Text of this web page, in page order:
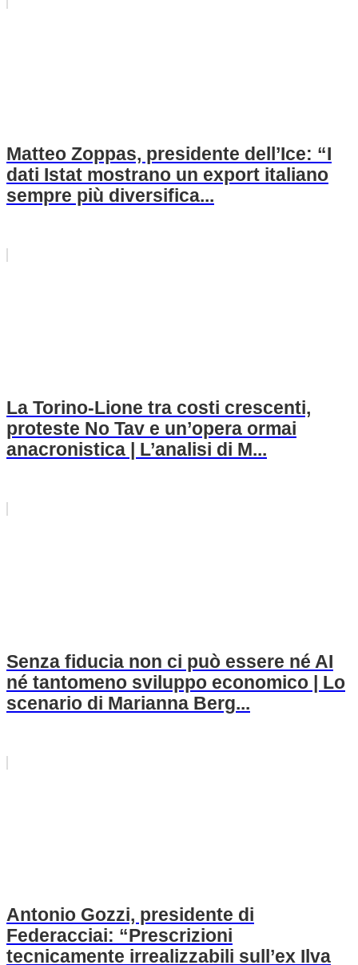
Matteo Zoppas, presidente dell’Ice: “I
dati Istat mostrano un export italiano
sempre più diversifica...
La Torino-Lione tra costi crescenti,
proteste No Tav e un’opera ormai
anacronistica | L’analisi di M...
Senza fiducia non ci può essere né AI
né tantomeno sviluppo economico | Lo
scenario di Marianna Berg...
Antonio Gozzi, presidente di
Federacciai: “Prescrizioni
tecnicamente irrealizzabili sull’ex Ilva